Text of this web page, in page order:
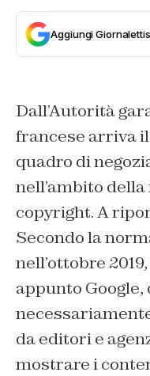
Aggiungi
Dall’Autorità
francese arriva
quadro di
nell’ambito della
copyright. A
Secondo la
nell’ottobre
appunto Google,
da editori e
mostrare i